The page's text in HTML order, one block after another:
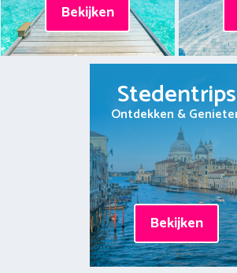
Bekijken
Stedentrips
Ontdekken &
Bekijken